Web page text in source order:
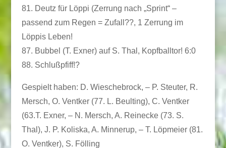
81. Deutz für Löppi (Zerrung nach „Sprint“ –
passend zum Regen = Zufall??, 1 Zerrung im
Löppis Leben!
87. Bubbel (T. Exner) auf S. Thal, Kopfballtor! 6:0
88. Schlußpfiff!?
Gespielt haben: D. Wieschebrock, – P. Steuter, R.
Mersch, O. Ventker (77. L. Beulting), C. Ventker
(63.T. Exner, – N. Mersch, A. Reinecke (73. S.
Thal), J. P. Koliska, A. Minnerup, – T. Löpmeier (81.
O. Ventker), S. Fölling